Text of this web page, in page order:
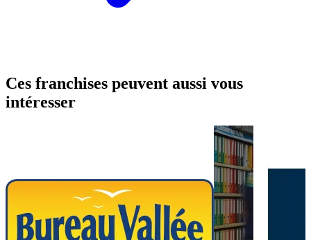
Ces franchises peuvent aussi vous
intéresser